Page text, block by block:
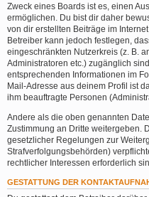
Zweck eines Boards ist es, einen
ermöglichen. Du bist dir daher
von dir erstellten Beiträge im
Betreiber kann jedoch festlegen,
eingeschränkten Nutzerkreis (z. B.
Administratoren etc.) zugänglich
entsprechenden Informationen im
Mail-Adresse aus deinem Profil ist
ihm beauftragte Personen
Andere als die oben genannten
Zustimmung an Dritte weitergeben.
gesetzlicher Regelungen zur
Strafverfolgungsbehörden)
rechtlicher Interessen erforderlich
GESTATTUNG DER